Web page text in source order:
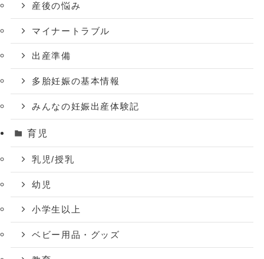
産後の悩み
マイナートラブル
出産準備
多胎妊娠の基本情報
みんなの妊娠出産体験記
育児
乳児/授乳
幼児
小学生以上
ベビー用品・グッズ